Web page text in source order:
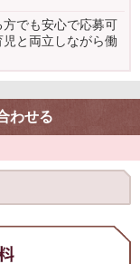
方でも安心で応募可
と両立しながら働
わせる